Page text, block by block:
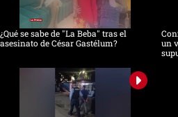
¿Qué se sabe de "La Beba" tras el
asesinato de César Gastélum?
un